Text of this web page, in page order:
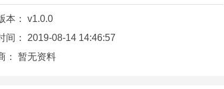
本： v1.0.0
间： 2019-08-14 14:46:57
： 暂无资料